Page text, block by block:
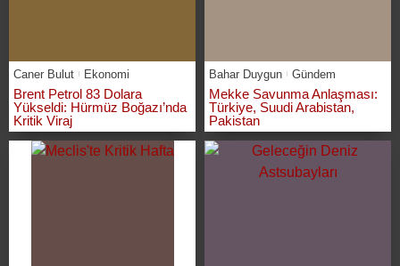
Caner Bulut Ekonomi
Brent Petrol 83 Dolara
Yükseldi: Hürmüz Boğazı’nda
Kritik Viraj
Bahar Duygun Gündem
Mekke Savunma Anlaşması:
Türkiye, Suudi Arabistan,
Pakistan